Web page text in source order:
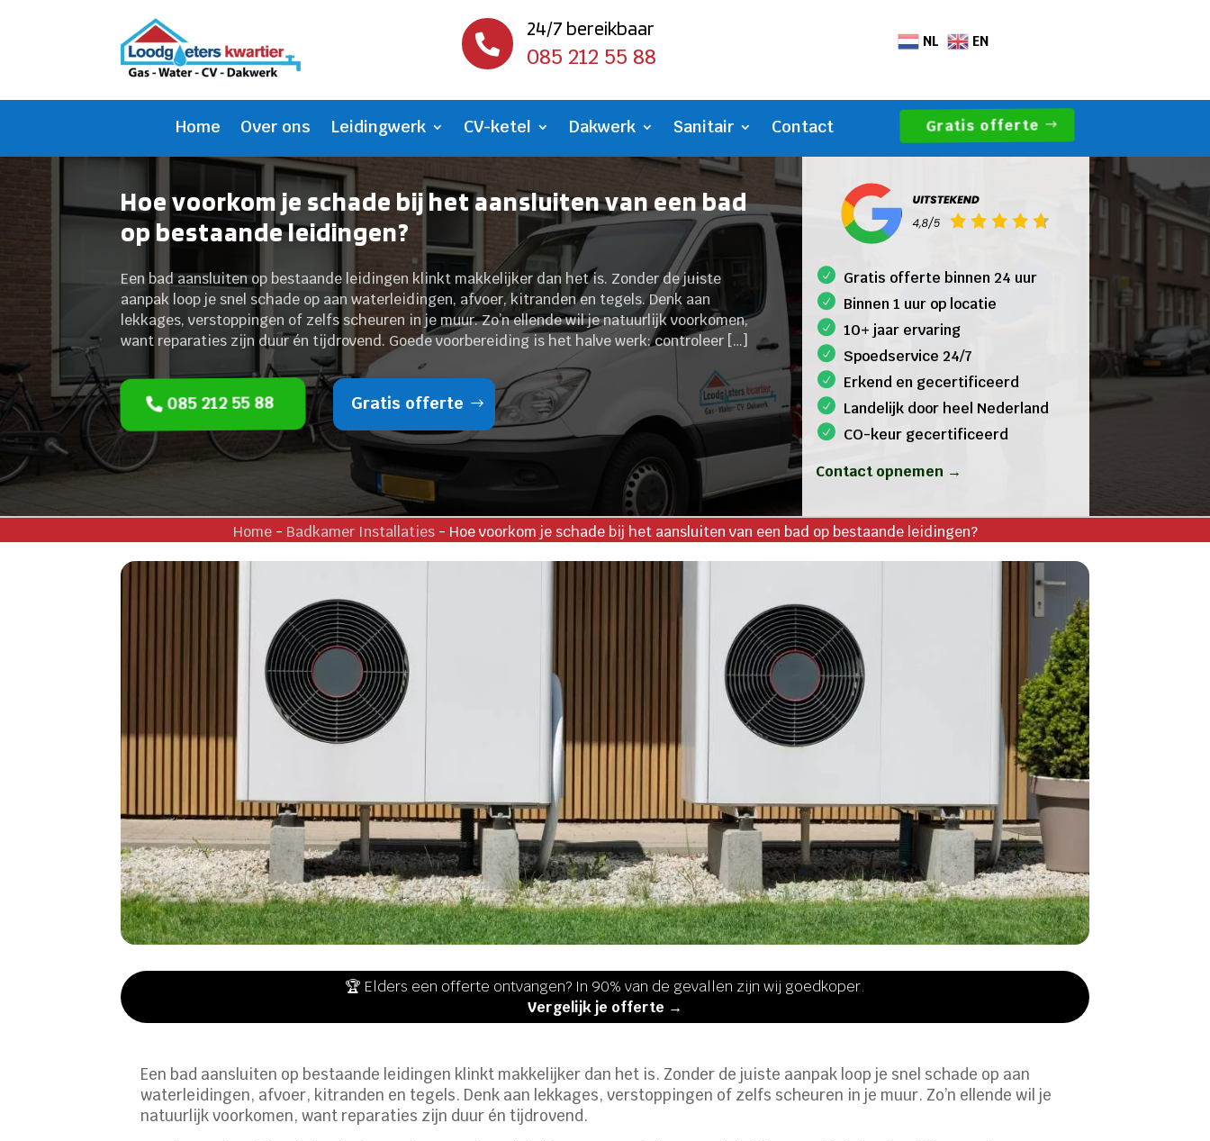

24/7 bereikbaar
085 212 55 88
NL EN
Home Over ons Leidingwerk CV-ketel Dakwerk Sanitair Contact Gratis offerte
Hoe voorkom je schade bij het aansluiten van een bad
op bestaande leidingen?
Een bad aansluiten op bestaande leidingen klinkt makkelijker dan het is. Zonder de juiste
aanpak loop je snel schade op aan waterleidingen, afvoer, kitranden en tegels. Denk aan
lekkages, verstoppingen of zelfs scheuren in je muur. Zo’n ellende wil je natuurlijk voorkomen,
want reparaties zijn duur én tijdrovend. Goede voorbereiding is het halve werk: controleer […]
085 212 55 88 Gratis offerte
Gratis offerte binnen 24 uur
Binnen 1 uur op locatie
10+ jaar ervaring
Spoedservice 24/7
Erkend en gecertificeerd
Landelijk door heel Nederland
CO-keur gecertificeerd
Contact opnemen →
Home- Badkamer Installaties- Hoe voorkom je schade bij het aansluiten van een bad op bestaande leidingen?
🏆 Elders een offerte ontvangen? In 90% van de gevallen zijn wij goedkoper.
Vergelijk je offerte →
Een bad aansluiten op bestaande leidingen klinkt makkelijker dan het is. Zonder de juiste aanpak loop je snel schade op aan
waterleidingen, afvoer, kitranden en tegels. Denk aan lekkages, verstoppingen of zelfs scheuren in je muur. Zo’n ellende wil je
natuurlijk voorkomen, want reparaties zijn duur én tijdrovend.